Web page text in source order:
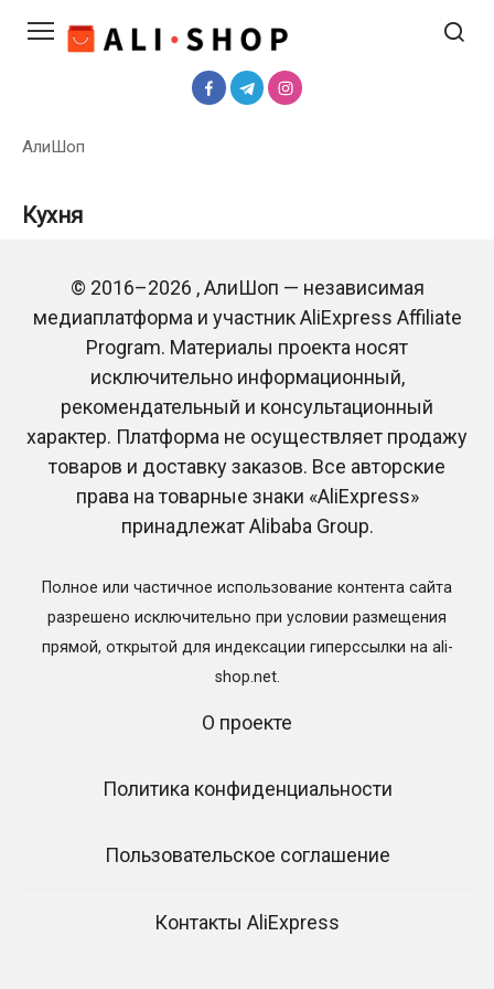
АлиШоп
Кухня
ТОП-10 самых
полезных товаров для
дома с Алиэкспресс
4.6к.
ПОДБОРКИ ТОВАРОВ
ТОП-10 лучших
товаров для кухни с
Алиэкспресс
049.9к.
Посетить AliExpress
© 2016–2026 , АлиШоп — независимая
медиаплатформа и участник AliExpress Affiliate
Program. Материалы проекта носят
исключительно информационный,
рекомендательный и консультационный
характер. Платформа не осуществляет продажу
товаров и доставку заказов. Все авторские
права на товарные знаки «AliExpress»
принадлежат Alibaba Group.
Полное или частичное использование контента сайта
разрешено исключительно при условии размещения
прямой, открытой для индексации гиперссылки на ali-
shop.net.
О проекте
Политика конфиденциальности
Пользовательское соглашение
Контакты AliExpress